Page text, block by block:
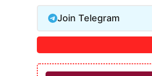
Join Telegram